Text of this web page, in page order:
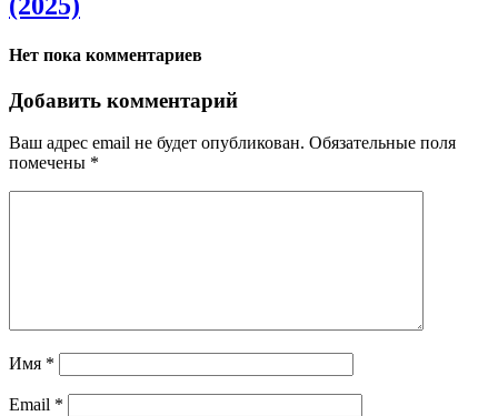
(2025)
Нет пока комментариев
Добавить комментарий
Ваш адрес email не будет опубликован. Обязательные поля
помечены *
Имя *
Email *